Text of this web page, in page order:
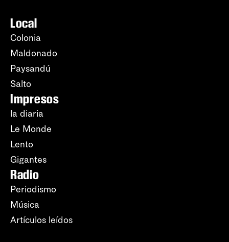
Local
Colonia
Maldonado
Paysandú
Salto
Impresos
la diaria
Le Monde
Lento
Gigantes
Radio
Periodismo
Música
Artículos leídos